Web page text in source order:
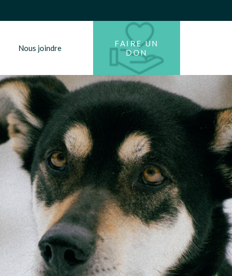
Nous joindre
FAIRE UN
DON